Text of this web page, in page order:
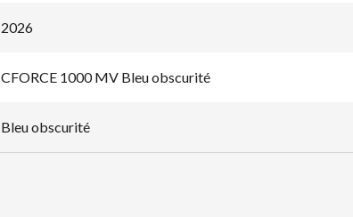
2026
CFORCE 1000 MV Bleu obscurité
Bleu obscurité